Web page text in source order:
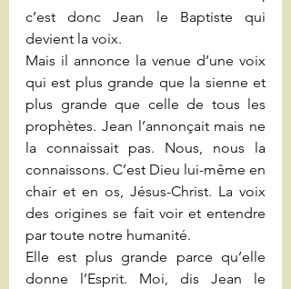
c’est donc Jean le Baptiste qui
devient la voix.
Mais il annonce la venue d’une voix
qui est plus grande que la sienne et
plus grande que celle de tous les
prophètes. Jean l’annonçait mais ne
la connaissait pas. Nous, nous la
connaissons. C’est Dieu lui-même en
chair et en os, Jésus-Christ. La voix
des origines se fait voir et entendre
par toute notre humanité.
Elle est plus grande parce qu’elle
donne l’Esprit. Moi, dis Jean le